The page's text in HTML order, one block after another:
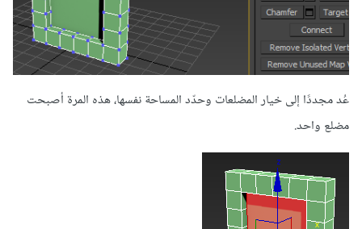
عُد مجددًا إلى خيار المضلعات وحدّد المساحة نفسها، هذه المرة أصبحت
مضلع واحد.